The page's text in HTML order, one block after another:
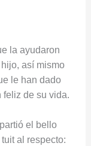
la ayudaron
así mismo
le han dado
feliz de su vida.
el bello
al respecto: